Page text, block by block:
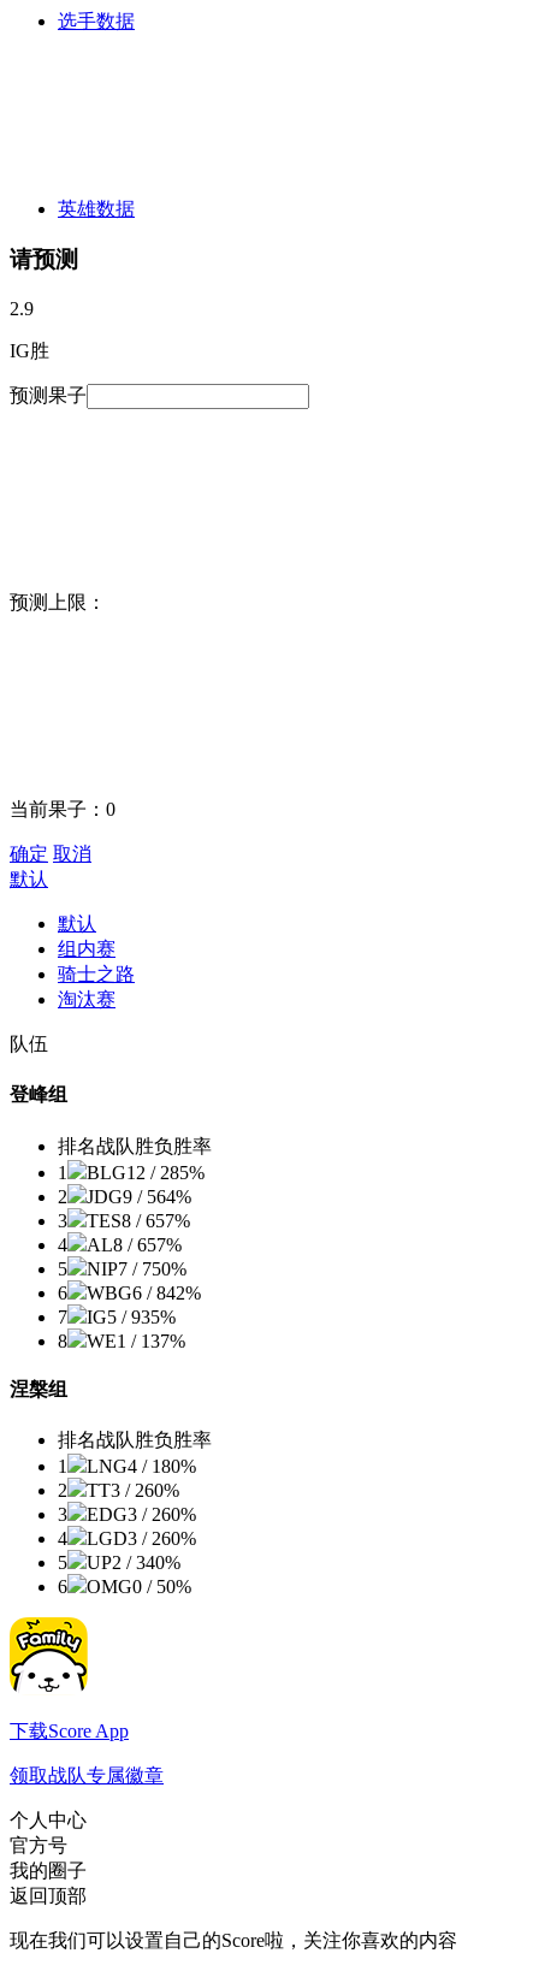
选手数据
英雄数据
请预测
2.9
IG胜
预测果子
预测上限：
当前果子： 0
确定 取消
默认
默认
组内赛
骑士之路
淘汰赛
队伍
登峰组
排名战队胜负胜率
1
BLG12 / 285%
2
JDG9 / 564%
3
TES8 / 657%
4
AL8 / 657%
5
NIP7 / 750%
6
WBG6 / 842%
7
IG5 / 935%
8
WE1 / 137%
涅槃组
排名战队胜负胜率
1
LNG4 / 180%
2
TT3 / 260%
3
EDG3 / 260%
4
LGD3 / 260%
5
UP2 / 340%
6
OMG0 / 50%
下载Score App
领取战队专属徽章
个人中心
官方号
我的圈子
返回顶部
现在我们可以设置自己的Score啦，关注你喜欢的内容